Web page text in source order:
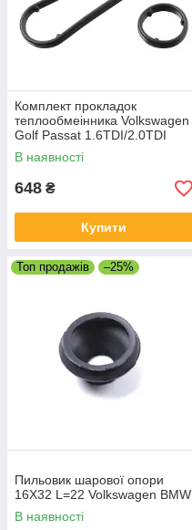
Комплект прокладок
теплообмеінника Volkswagen
Golf Passat 1.6TDI/2.0TDI
2004
В наявності
648 ₴
Купити
Топ продажів –25%
Пильовик шарової опори
16X32 L=22 Volkswagen BMW
В наявності